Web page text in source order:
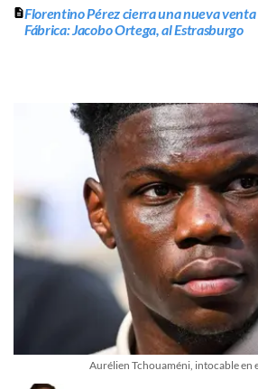
Florentino Pérez cierra una nueva
Fábrica: Jacobo Ortega, al Estrasburgo
Aurélien Tchouaméni, intocable en